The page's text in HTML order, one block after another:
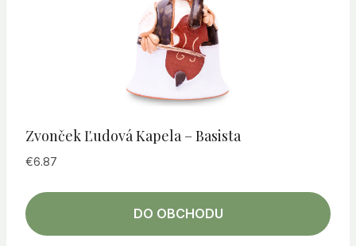
Zvonček Ľudová Kapela – Basista
€6.87
DO OBCHODU